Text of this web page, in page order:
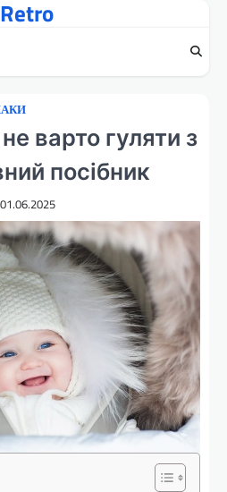
Retro
варто гуляти з
посібник
01.06.2025